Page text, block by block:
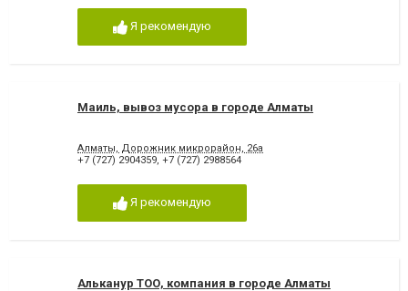
Я рекомендую
Маиль, вывоз мусора в городе Алматы
Алматы, Дорожник микрорайон, 26а
+7 (727) 2904359, +7 (727) 2988564
Я рекомендую
Альканур ТОО, компания в городе Алматы